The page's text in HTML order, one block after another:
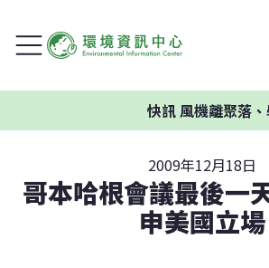
快訊風機離聚落、
2009年12月18日
哥本哈根會議最後一
申美國立場